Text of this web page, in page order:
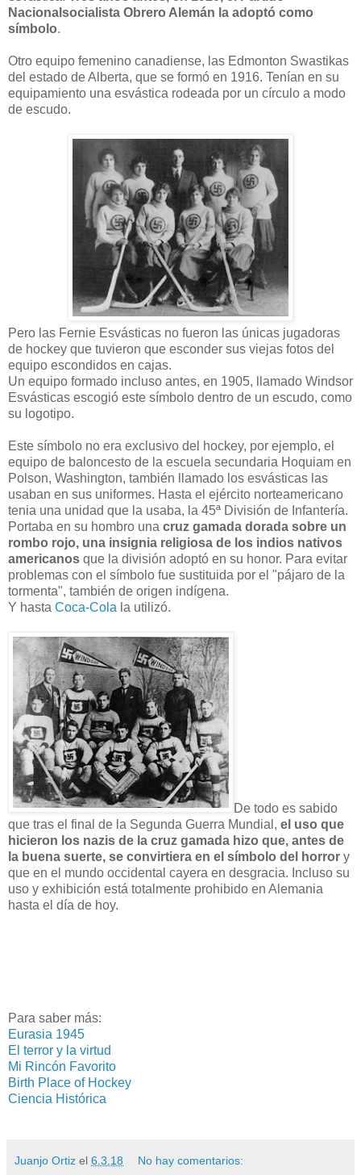
Nacionalsocialista Obrero Alemán la adoptó como
símbolo.
Otro equipo femenino canadiense, las Edmonton Swastikas
del estado de Alberta, que se formó en 1916. Tenían en su
equipamiento una esvástica rodeada por un círculo a modo
de escudo.
Pero las Fernie Esvásticas no fueron las únicas jugadoras
de hockey que tuvieron que esconder sus viejas fotos del
equipo escondidos en cajas.
Un equipo formado incluso antes, en 1905, llamado Windsor
Esvásticas escogió este símbolo dentro de un escudo, como
su logotipo.
Este símbolo no era exclusivo del hockey, por ejemplo, el
equipo de baloncesto de la escuela secundaria Hoquiam en
Polson, Washington, también llamado los esvásticas las
usaban en sus uniformes. Hasta el ejército norteamericano
tenia una unidad que la usaba, la 45ª División de Infantería.
Portaba en su hombro una cruz gamada dorada sobre un
rombo rojo, una insignia religiosa de los indios nativos
americanos que la división adoptó en su honor. Para evitar
problemas con el símbolo fue sustituida por el "pájaro de la
tormenta", también de origen indígena.
Y hasta Coca-Cola la utilizó.
De todo es sabido
que tras el final de la Segunda Guerra Mundial, el uso que
hicieron los nazis de la cruz gamada hizo que, antes de
la buena suerte, se convirtiera en el símbolo del horror y
que en el mundo occidental cayera en desgracia. Incluso su
uso y exhibición está totalmente prohibido en Alemania
hasta el día de hoy.
Para saber más:
Eurasia 1945
El terror y la virtud
Mi Rincón Favorito
Birth Place of Hockey
Ciencia Histórica
Juanjo Ortiz el 6.3.18 No hay comentarios: